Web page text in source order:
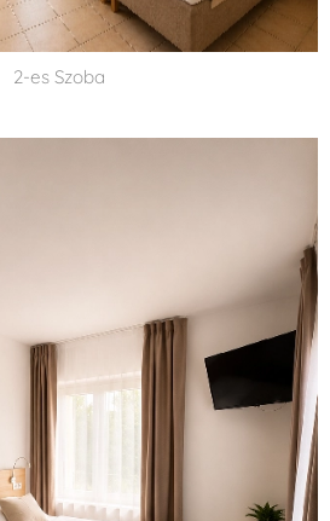
2-es Szoba